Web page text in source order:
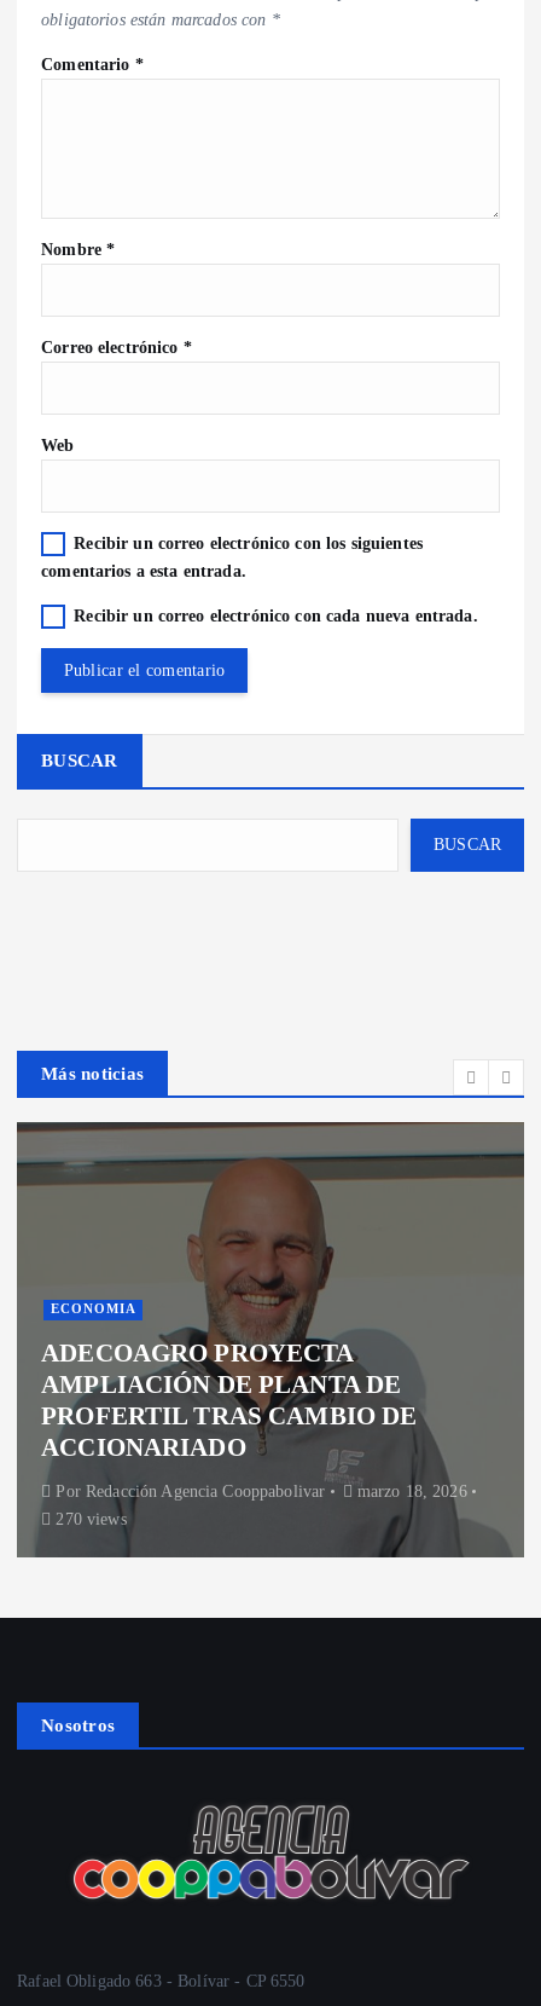
obligatorios están marcados con *
Comentario *
Nombre*
Correo electrónico *
Web
Recibir un correo electrónico con los siguientes
comentarios a esta entrada.
Recibir un correo electrónico con cada nueva entrada.
BUSCAR
BUSCAR
Más noticias
ECONOMIA
ADECOAGRO PROYECTA
AMPLIACIÓN DE PLANTA DE
PROFERTIL TRAS CAMBIO DE
ACCIONARIADO
Por Redacción Agencia Cooppabolivar
marzo 18, 2026
270 views
Nosotros
Rafael Obligado 663 - Bolívar - CP 6550